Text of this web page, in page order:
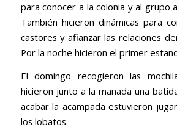
para conocer a la colonia y al grupo
También hicieron dinámicas para
castores y afianzar las relaciones
Por la noche hicieron el primer
El domingo recogieron las
hicieron junto a la manada una
acabar la acampada estuvieron
los lobatos.